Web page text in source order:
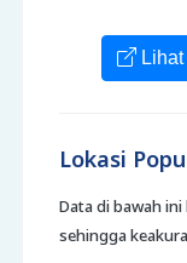
Lokasi
Data di bawah
sehingga